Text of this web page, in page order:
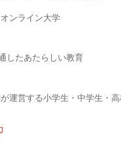
ンライン大学
したあたらしい教育
運営する小学生・中学生・